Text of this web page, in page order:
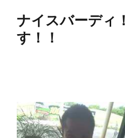
ー
ナイスバーディ
す！！